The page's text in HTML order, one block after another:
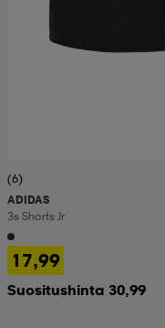
(6)
ADIDAS
3s Shorts Jr
17,99
Suositushinta 30,99